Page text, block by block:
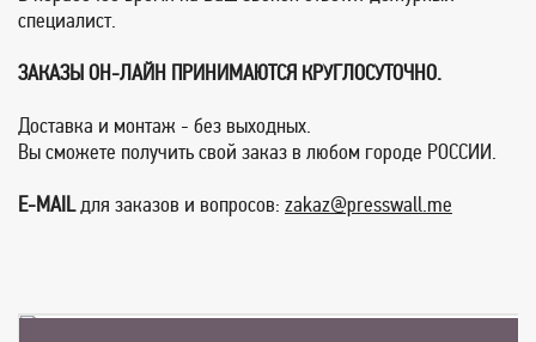
специалист.
ЗАКАЗЫ ОН-ЛАЙН ПРИНИМАЮТСЯ КРУГЛОСУТОЧНО.
Доставка и монтаж - без выходных.
Вы сможете получить свой заказ в любом городе РОССИИ.
E-MAILдля заказов и вопросов: zakaz@presswall.me